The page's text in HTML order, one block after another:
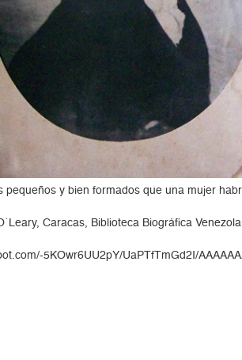
y bien formados que una mujer
Caracas, Biblioteca Biográfica
5KOwr6UU2pY/UaPTfTmGd2I/